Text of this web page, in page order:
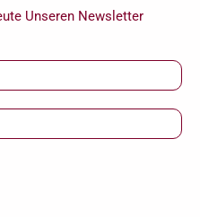
Unseren Newsletter